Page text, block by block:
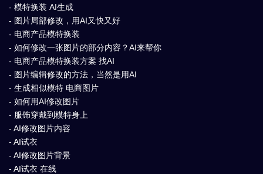
- 模特换装 AI生成
- 图片局部修改，用AI又快又好
- 电商产品模特换装
- 如何修改一张图片的部分内容？AI来帮你
- 电商产品模特换装方案 找AI
- 图片编辑修改的方法，当然是用AI
- 生成相似模特 电商图片
- 如何用AI修改图片
- 服饰穿戴到模特身上
- AI修改图片内容
- AI试衣
- AI修改图片背景
- AI试衣 在线